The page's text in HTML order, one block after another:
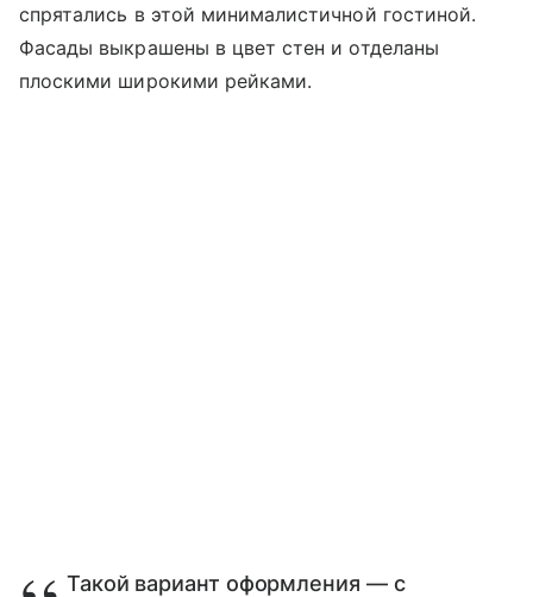
спрятались в этой минималистичной гостиной.
Фасады выкрашены в цвет стен и отделаны
плоскими широкими рейками.
Такой вариант оформления — с